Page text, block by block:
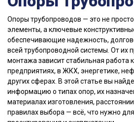
Опоры трубопроводов — это не
элементы, а ключевые
обеспечивающие надежность,
всей трубопроводной системы. От их
монтажа зависит стабильная работа
предприятиях, в ЖКХ, энергетике,
других сферах. В этой статье вы
информацию о типах опор, их
материалах изготовления,
правилах выбора — всё, что нужно